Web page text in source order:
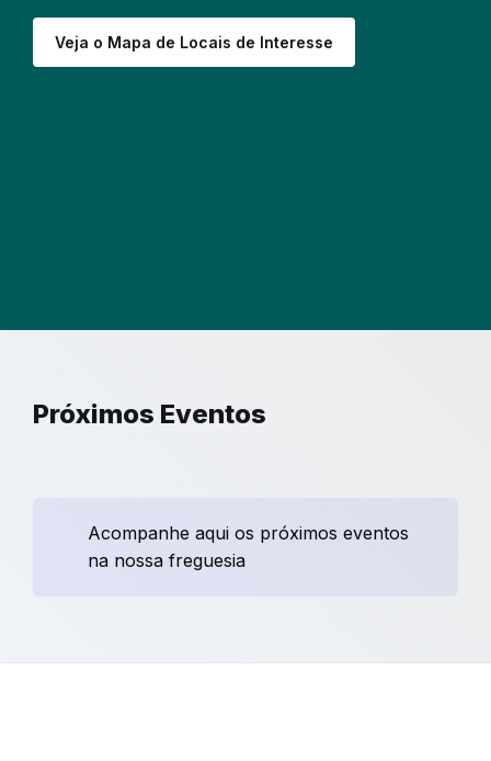
Veja o Mapa de Locais de Interesse
Próximos Eventos
Acompanhe aqui os próximos eventos
na nossa freguesia